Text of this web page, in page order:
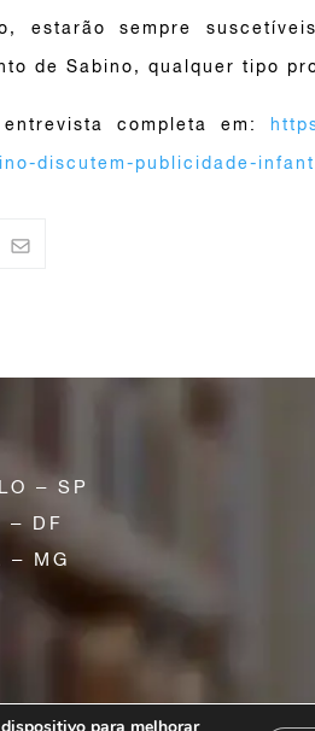
estarão sempre
de Sabino, qualquer tipo
completa em:
discutem-publicidade-
– SP
– DF
– MG